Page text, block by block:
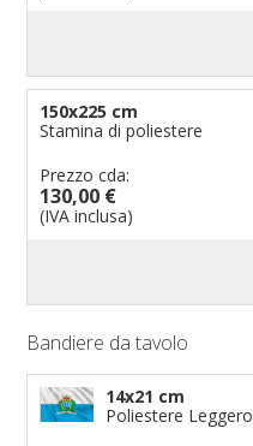
150x225 cm
Stamina di poliestere
Prezzo cda:
130,00 €
(IVA inclusa)
Bandiere da tavolo
14x21 cm
Poliestere Leggero